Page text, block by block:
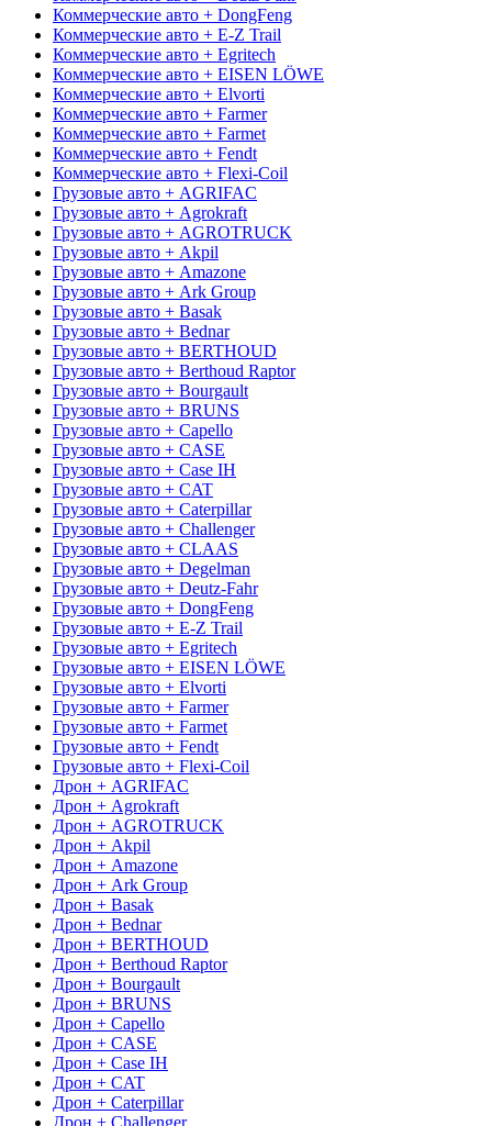
Коммерческие авто + DongFeng
Коммерческие авто + E-Z Trail
Коммерческие авто + Egritech
Коммерческие авто + EISEN LÖWE
Коммерческие авто + Elvorti
Коммерческие авто + Farmer
Коммерческие авто + Farmet
Коммерческие авто + Fendt
Коммерческие авто + Flexi-Coil
Грузовые авто + AGRIFAC
Грузовые авто + Agrokraft
Грузовые авто + AGROTRUCK
Грузовые авто + Akpil
Грузовые авто + Amazone
Грузовые авто + Ark Group
Грузовые авто + Basak
Грузовые авто + Bednar
Грузовые авто + BERTHOUD
Грузовые авто + Berthoud Raptor
Грузовые авто + Bourgault
Грузовые авто + BRUNS
Грузовые авто + Capello
Грузовые авто + CASE
Грузовые авто + Case IH
Грузовые авто + CAT
Грузовые авто + Caterpillar
Грузовые авто + Challenger
Грузовые авто + CLAAS
Грузовые авто + Degelman
Грузовые авто + Deutz-Fahr
Грузовые авто + DongFeng
Грузовые авто + E-Z Trail
Грузовые авто + Egritech
Грузовые авто + EISEN LÖWE
Грузовые авто + Elvorti
Грузовые авто + Farmer
Грузовые авто + Farmet
Грузовые авто + Fendt
Грузовые авто + Flexi-Coil
Дрон + AGRIFAC
Дрон + Agrokraft
Дрон + AGROTRUCK
Дрон + Akpil
Дрон + Amazone
Дрон + Ark Group
Дрон + Basak
Дрон + Bednar
Дрон + BERTHOUD
Дрон + Berthoud Raptor
Дрон + Bourgault
Дрон + BRUNS
Дрон + Capello
Дрон + CASE
Дрон + Case IH
Дрон + CAT
Дрон + Caterpillar
Дрон + Challenger